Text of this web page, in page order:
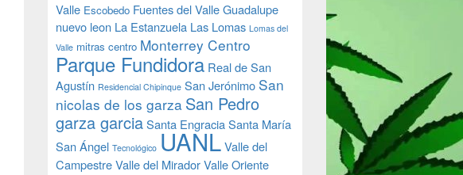
Valle Escobedo Fuentes del ValleGuadalupe
nuevo leon La Estanzuela Las Lomas Lomas del
Valle mitras centro Monterrey Centro
Parque Fundidora Real de San
Agustín Residencial Chipinque San Jerónimo San
nicolas de los garza San Pedro
garza garciaSanta EngraciaSanta María
San Ángel Tecnológico UANLValle del
CampestreValle del MiradorValle Oriente